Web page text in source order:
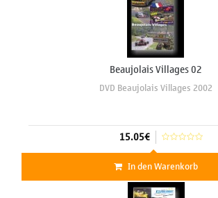
Beaujolais Villages 02
DVD Beaujolais Villages 2002
15.05€
In den Warenkorb